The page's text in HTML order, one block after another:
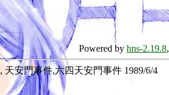
Powered by hns-2.19.8,
, 天安門事件,六四天安門事件 1989/6/4